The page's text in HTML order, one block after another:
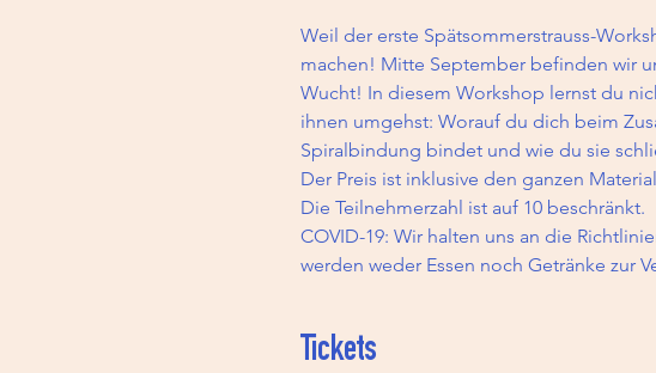
Weil der erste Spätsommerstrauss-
machen! Mitte September befinden wir
Wucht! In diesem Workshop lernst du
ihnen umgehst: Worauf du dich beim
Spiralbindung bindet und wie du sie
Der Preis ist inklusive den ganzen
Die Teilnehmerzahl ist auf 10 beschränkt.
COVID-19: Wir halten uns an die
werden weder Essen noch Getränke zur
Tickets